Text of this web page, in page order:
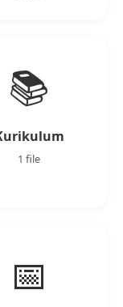
📚
1 file
📅